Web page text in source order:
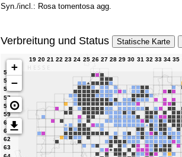
Syn./incl.: Rosa tomentosa agg.
Verbreitung und Status Statische Karte
+
−
⊙